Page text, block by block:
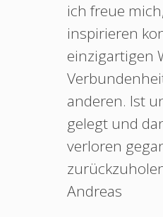
ich freue
inspirieren
einzigartigen
anderen. Ist
gelegt und
verloren
Andreas